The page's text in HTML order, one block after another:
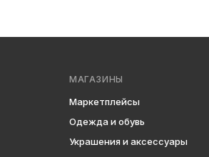
МАГАЗИНЫ
Маркетплейсы
Одежда и обувь
Украшения и аксессуары